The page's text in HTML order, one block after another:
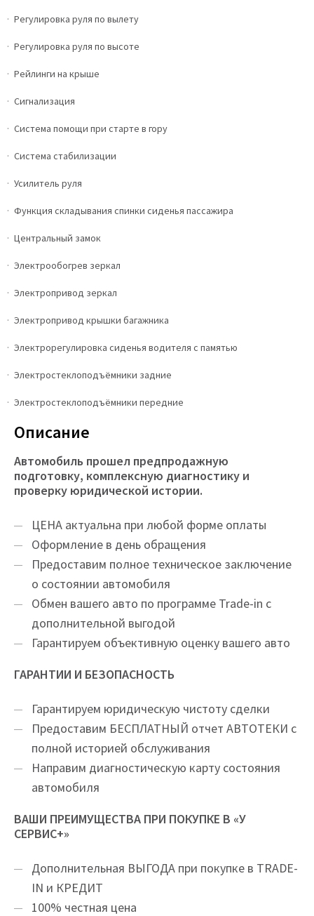
Регулировка руля по вылету
Регулировка руля по высоте
Рейлинги на крыше
Сигнализация
Система помощи при старте в гору
Система стабилизации
Усилитель руля
Функция складывания спинки сиденья пассажира
Центральный замок
Электрообогрев зеркал
Электропривод зеркал
Электропривод крышки багажника
Электрорегулировка сиденья водителя с памятью
Электростеклоподъёмники задние
Электростеклоподъёмники передние
Описание
Автомобиль прошел предпродажную
подготовку, комплексную диагностику и
проверку юридической истории.
ЦEНA актуальна при любой форме оплаты
Оформление в день обращения
Предоставим полное техническое заключение
о состоянии автомобиля
Обмен вашего авто по программе Trade-in с
дополнительной выгодой
Гарантируем объективную оценку вашего авто
ГАРАНТИИ И БЕЗОПАСНОСТЬ
Гарантируем юридическую чистоту сделки
Предоставим БЕСПЛАТНЫЙ отчет АВТОТЕКИ с
полной историей обслуживания
Направим диагностическую карту состояния
автомобиля
ВАШИ ПРЕИМУЩЕСТВА ПРИ ПОКУПКЕ В «У
СЕРВИС+»
Дополнительная ВЫГОДА при покупке в TRADE-
IN и КРЕДИТ
100% честная цена